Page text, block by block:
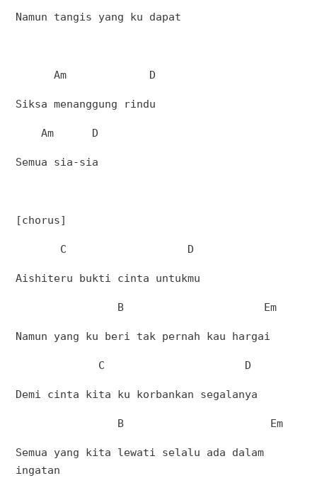
Namun tangis yang ku dapat
Am D
Siksa menanggung rindu
Am D
Semua sia-sia
[chorus]
C D
Aishiteru bukti cinta untukmu
B Em
Namun yang ku beri tak pernah kau hargai
C D
Demi cinta kita ku korbankan segalanya
B Em
Semua yang kita lewati selalu ada dalam
ingatan